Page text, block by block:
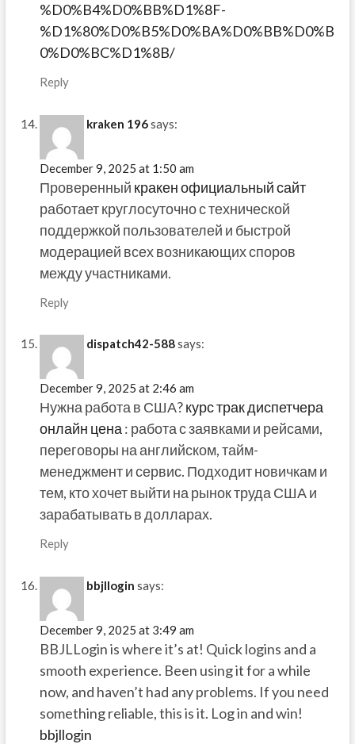
%D0%B4%D0%BB%D1%8F-
%D1%80%D0%B5%D0%BA%D0%BB%D0%B
0%D0%BC%D1%8B/
Reply
kraken 196says:
December 9, 2025 at 1:50 am
Проверенный кракен официальный сайт
работает круглосуточно с технической
поддержкой пользователей и быстрой
модерацией всех возникающих споров
между участниками.
Reply
dispatch42-588says:
December 9, 2025 at 2:46 am
Нужна работа в США?курс трак диспетчера
онлайн цена : работа с заявками и рейсами,
переговоры на английском, тайм-
менеджмент и сервис. Подходит новичкам и
тем, кто хочет выйти на рынок труда США и
зарабатывать в долларах.
Reply
bbjllogin says:
December 9, 2025 at 3:49 am
BBJLLogin is where it’s at! Quick logins and a
smooth experience. Been using it for a while
now, and haven’t had any problems. If you need
something reliable, this is it. Log in and win!
bbjllogin